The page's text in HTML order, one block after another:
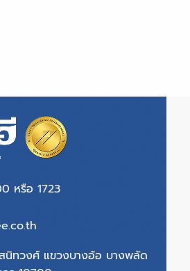
หรือ 1723
ทวงศ์ แขวงบางอ้อ บางพลัด